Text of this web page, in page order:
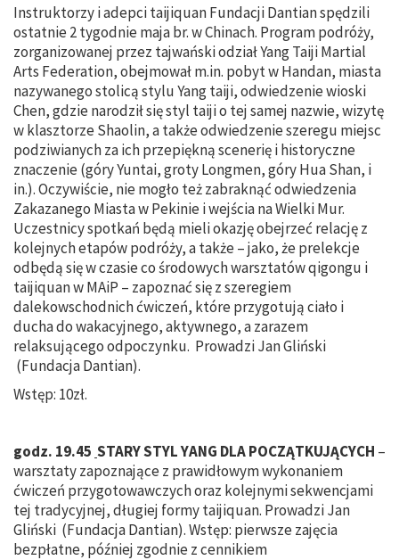
Instruktorzy i adepci taijiquan Fundacji Dantian spędzili
ostatnie 2 tygodnie maja br. w Chinach. Program podróży,
zorganizowanej przez tajwański odział Yang Taiji Martial
Arts Federation, obejmował m.in. pobyt w Handan, miasta
nazywanego stolicą stylu Yang taiji, odwiedzenie wioski
Chen, gdzie narodził się styl taiji o tej samej nazwie, wizytę
w klasztorze Shaolin, a także odwiedzenie szeregu miejsc
podziwianych za ich przepiękną scenerię i historyczne
znaczenie (góry Yuntai, groty Longmen, góry Hua Shan, i
in.). Oczywiście, nie mogło też zabraknąć odwiedzenia
Zakazanego Miasta w Pekinie i wejścia na Wielki Mur.
Uczestnicy spotkań będą mieli okazję obejrzeć relację z
kolejnych etapów podróży, a także – jako, że prelekcje
odbędą się w czasie co środowych warsztatów qigongu i
taijiquan w MAiP – zapoznać się z szeregiem
dalekowschodnich ćwiczeń, które przygotują ciało i
ducha do wakacyjnego, aktywnego, a zarazem
relaksującego odpoczynku. Prowadzi Jan Gliński
(Fundacja Dantian).
Wstęp: 10zł.
godz. 19.45 STARY STYL YANG DLA POCZĄTKUJĄCYCH –
warsztaty zapoznające z prawidłowym wykonaniem
ćwiczeń przygotowawczych oraz kolejnymi sekwencjami
tej tradycyjnej, długiej formy taijiquan. Prowadzi Jan
Gliński (Fundacja Dantian). Wstęp: pierwsze zajęcia
bezpłatne, później zgodnie z cennikiem